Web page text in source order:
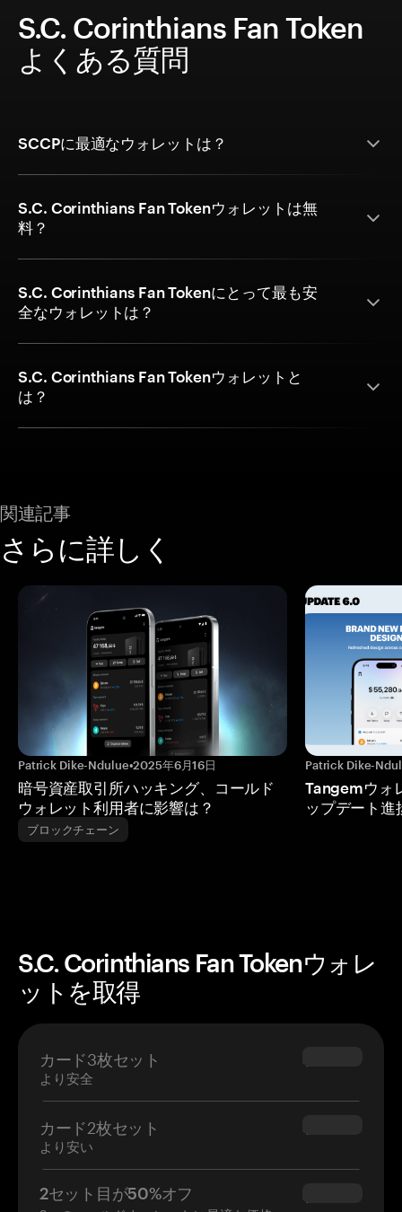
S.C. Corinthians Fan Token
よくある質問
SCCPに最適なウォレットは？
S.C. Corinthians Fan Tokenウォレットは無
料？
S.C. Corinthians Fan Tokenにとって最も安
全なウォレットは？
S.C. Corinthians Fan Tokenウォレットと
は？
関連記事
さらに詳しく
Patrick Dike-Ndulue•2025年6月16日
暗号資産取引所ハッキング、コールド
ウォレット利用者に影響は？
ブロックチェーン
Patrick Dike-
Tangemウォ
ップデート進
S.C. Corinthians Fan Tokenウォレ
ットを取得
カード3枚セット
より安全
$69.90
カード2枚セット
より安い
$54.90
2セット目が50%オフ $34.95